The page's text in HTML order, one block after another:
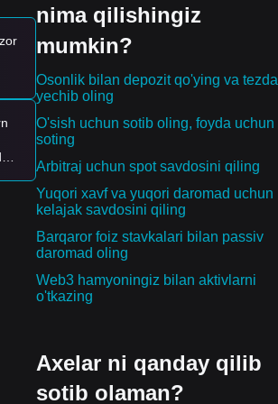
nima qilishingiz
mumkin?
Osonlik bilan depozit qo'ying va tezda
yechib oling
O'sish uchun sotib oling, foyda uchun
soting
Arbitraj uchun spot savdosini qiling
Yuqori xavf va yuqori daromad uchun
kelajak savdosini qiling
Barqaror foiz stavkalari bilan passiv
daromad oling
Web3 hamyoningiz bilan aktivlarni
o'tkazing
Axelar ni qanday qilib
sotib olaman?